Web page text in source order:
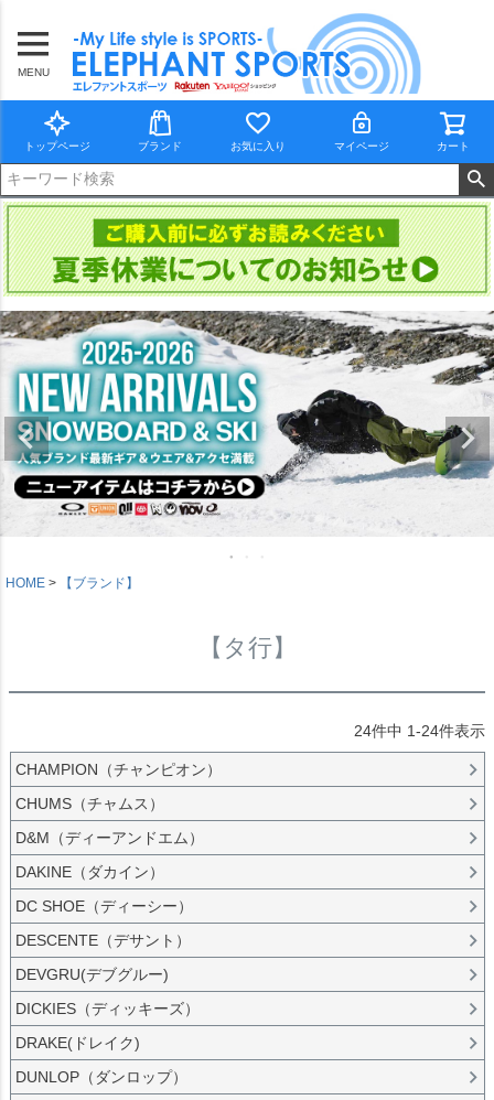
MENU
トップページ ブランド お気に入り マイページ カート
HOME 【ブランド】
【タ行】
24件中 1-24件表示
CHAMPION（チャンピオン）
CHUMS（チャムス）
D&M（ディーアンドエム）
DAKINE（ダカイン）
DC SHOE（ディーシー）
DESCENTE（デサント）
DEVGRU(デブグルー)
DICKIES（ディッキーズ）
DRAKE(ドレイク)
DUNLOP（ダンロップ）